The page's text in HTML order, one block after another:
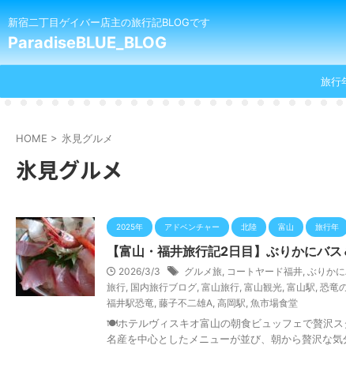
新宿二丁目ゲイバー店主の旅行記BLOGです
ParadiseBLUE_BLOG
旅行
HOME > 氷見グルメ
氷見グルメ
2025年 アドベンチャー 北陸 富山 旅行年
【富山・福井旅行記2日目】ぶりかにバ
2026/3/3 グルメ旅, コートヤード福井, ぶりか
旅行, 国内旅行ブログ, 富山旅行, 富山観光, 富山駅, 恐竜
福井駅恐竜, 藤子不二雄A, 高岡駅, 魚市場食堂
🍽ホテルヴィスキオ富山の朝食ビュッフェで贅沢
名産を中心としたメニューが並び、朝から贅沢な気